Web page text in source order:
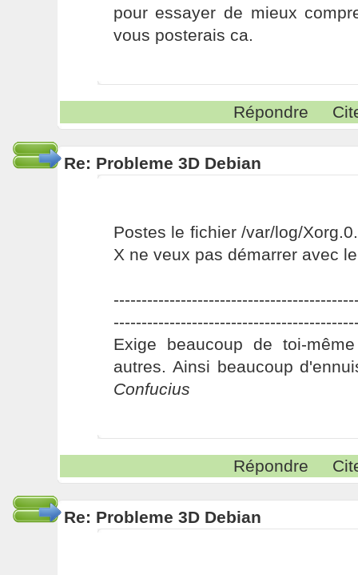
pour essayer de mieux
vous posterais ca.
Répondre
Re: Probleme 3D Debian
Postes le fichier /var/log/
X ne veux pas démarrer avec
Exige beaucoup de toi-
autres. Ainsi beaucoup
Confucius
Répondre
Re: Probleme 3D Debian